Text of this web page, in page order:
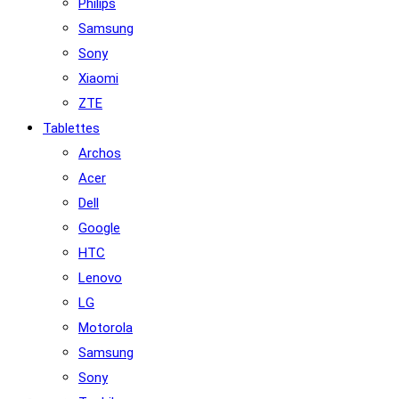
Philips
Samsung
Sony
Xiaomi
ZTE
Tablettes
Archos
Acer
Dell
Google
HTC
Lenovo
LG
Motorola
Samsung
Sony